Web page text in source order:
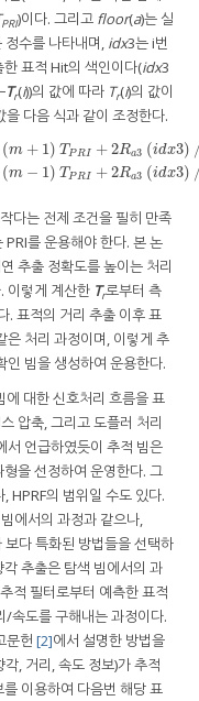
PRI)이다. 그리고 floor(a)는 실
수를 나타내며, idx3는 i번
표적 Hit의 색인이다(idx3
Tr(i))의 값에 따라 Tr(i)의 값이
을 다음 식과 같이 조정한다.
(m + 1) TPRI +2Ra3 (idx3)
(m − 1) TPRI +2Ra3 (idx3)
3 i r − T(i) > I/2 ), ( m
다는 전제 조건을 필히 만족
를 운용해야 한다. 본 논
추출 정확도를 높이는 처리
이렇게 계산한 Tr로부터 측
. 표적의 거리 추출 이후 표
은 처리 과정이며, 이렇게 추
인 빔을 생성하여 운용한다.
대한 신호처리 흐름을 표
압축, 그리고 도플러 처리
서 언급하였듯이 추적 빔은
을 선정하여 운영한다. 그
HPRF의 범위일 수도 있다.
에서의 과정과 같으나,
다 특화된 방법들을 선택하
추출은 탐색 빔에서의 과
적 필터로부터 예측한 표적
속도를 구해내는 과정이다.
문헌 [2]에서 설명한 방법을
, 거리, 속도 정보)가 추적
이용하여 다음번 해당 표